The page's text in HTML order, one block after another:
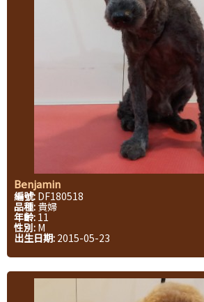
Benjamin
編號: DF180518
品種: 貴婦
年齡: 11
性別: M
出生日期: 2015-05-23